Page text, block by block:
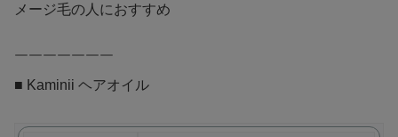
メージ毛の人におすすめ
￣￣￣￣￣￣￣
■ Kaminii ヘアオイル